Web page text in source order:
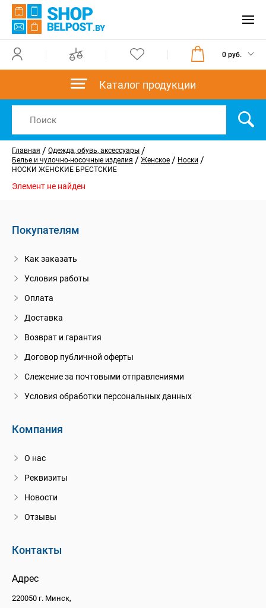
0 руб.
Каталог продукции
Главная / Одежда, обувь, аксессуары /
Белье и чулочно-носочные изделия / Женское / Носки /
НОСКИ ЖЕНСКИЕ БРЕСТСКИЕ
Элемент не найден
Покупателям
Как заказать
Условия работы
Оплата
Доставка
Возврат и гарантия
Договор публичной оферты
Слежение за почтовыми отправлениями
Условия обработки персональных данных
Компания
О нас
Реквизиты
Новости
Отзывы
Контакты
Адрес
220050 г. Минск,